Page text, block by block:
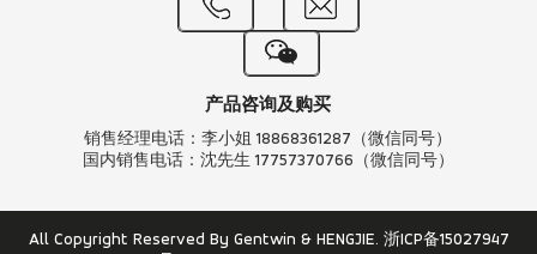
产品咨询及购买
销售经理电话：李小姐 18868361287（微信同号）
国内销售电话：沈先生 17757370766（微信同号）
All Copyright Reserved By Gentwin & HENGJIE. 浙ICP备15027947